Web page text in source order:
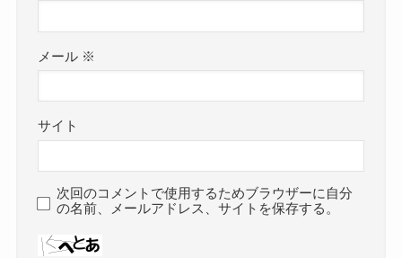
メール ※
サイト
次回のコメントで使用するためブラウザーに自分
の名前、メールアドレス、サイトを保存する。